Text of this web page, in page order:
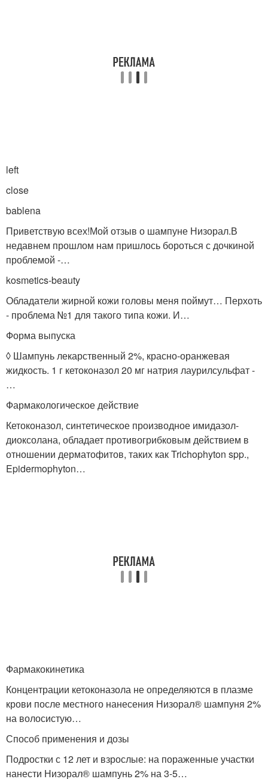
left
close
bablena
Приветствую всех!Мой отзыв о шампуне Низорал.В
недавнем прошлом нам пришлось бороться с дочкиной
проблемой -…
kosmetics-beauty
Обладатели жирной кожи головы меня поймут… Перхоть
- проблема №1 для такого типа кожи. И…
Форма выпуска
◊ Шампунь лекарственный 2%, красно-оранжевая
жидкость. 1 г кетоконазол 20 мг натрия лаурилсульфат -
…
Фармакологическое действие
Кетоконазол, синтетическое производное имидазол-
диоксолана, обладает противогрибковым действием в
отношении дерматофитов, таких как Trichophyton spp.,
Epidermophyton…
Фармакокинетика
Концентрации кетоконазола не определяются в плазме
крови после местного нанесения Низорал® шампуня 2%
на волосистую…
Способ применения и дозы
Подростки с 12 лет и взрослые: на пораженные участки
нанести Низорал® шампунь 2% на 3-5…